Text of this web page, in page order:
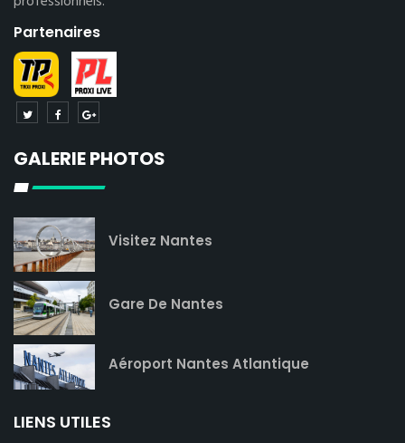
Partenaires
GALERIE PHOTOS
Visitez Nantes
Gare De Nantes
Aéroport Nantes Atlantique
LIENS UTILES